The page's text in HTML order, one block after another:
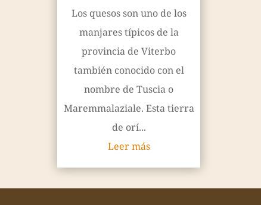
Los quesos son uno de los
manjares típicos de la
provincia de Viterbo
también conocido con el
nombre de Tuscia o
Maremmalaziale. Esta tierra
de orí...
Leer más